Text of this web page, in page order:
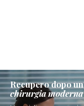
Recupero dopo un
chirurgia moderna